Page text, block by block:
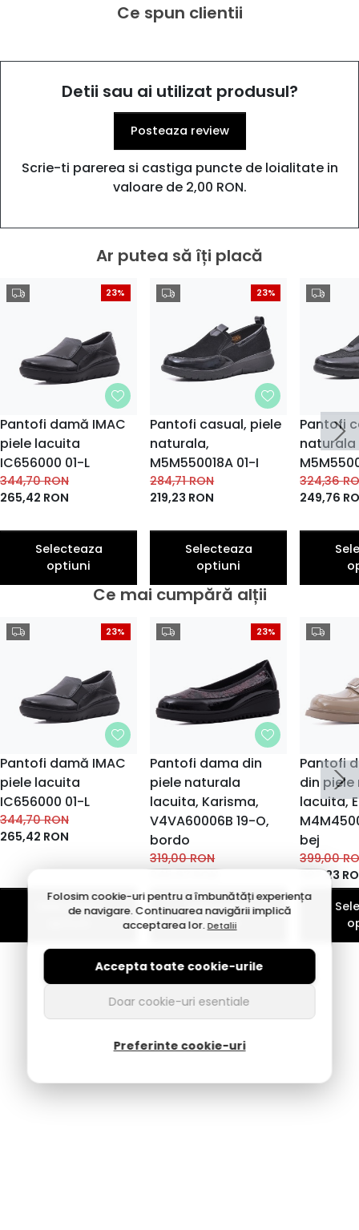
Ce spun clientii
Detii sau ai utilizat produsul?
Posteaza review
Scrie-ti parerea si castiga puncte de loialitate in
valoare de 2,00 RON.
Ar putea să îți placă
23%
Pantofi damă IMAC
piele lacuita
IC656000 01-L
344,70RON
265,42 RON
Selecteaza
optiuni
23%
Pantofi casual, piele
naturala,
M5M550018A 01-I
284,71RON
219,23 RON
Selecteaza
optiuni
Pantofi
324,36
249,76
Ce mai cumpără alții
23%
Pantofi damă IMAC
piele lacuita
IC656000 01-L
344,70RON
265,42 RON
Selecteaza
23%
Pantofi dama din
piele naturala
lacuita, Karisma,
V4VA60006B 19-O,
bordo
319,00RON
245,63RON
Selecteaza
optiuni
Pantofi
din
lacuita,
bej
399,00
307,23
Folosim cookie-uri pentru a îmbunătăți experiența
de navigare. Continuarea navigării implică
acceptarea lor.Detalii
Accepta toate cookie-urile
Doar cookie-uri esentiale
Preferinte cookie-uri